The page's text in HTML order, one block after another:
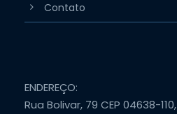
Contato
ENDEREÇO:
Rua Bolivar, 79 CEP 04638-110,